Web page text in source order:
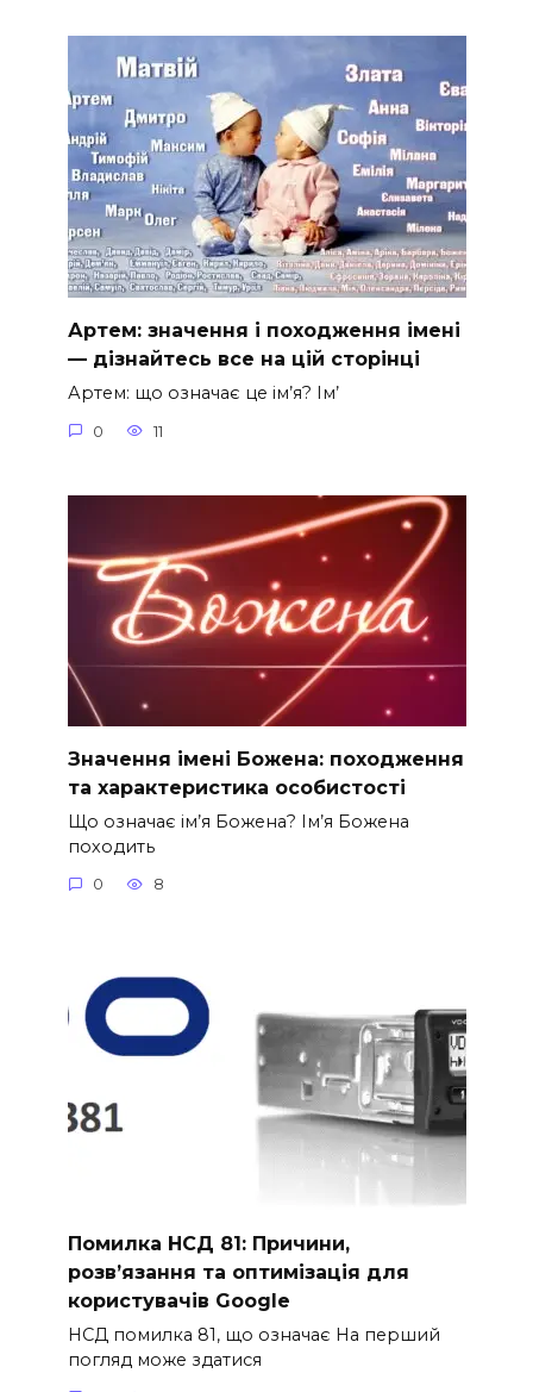
Артем: значення і походження імені
— дізнайтесь все на цій сторінці
Артем: що означає це ім’я? Ім’
0 11
Значення імені Божена: походження
та характеристика особистості
Що означає ім’я Божена? Ім’я Божена
походить
0 8
Помилка НСД 81: Причини,
розв’язання та оптимізація для
користувачів Google
НСД помилка 81, що означає На перший
погляд може здатися